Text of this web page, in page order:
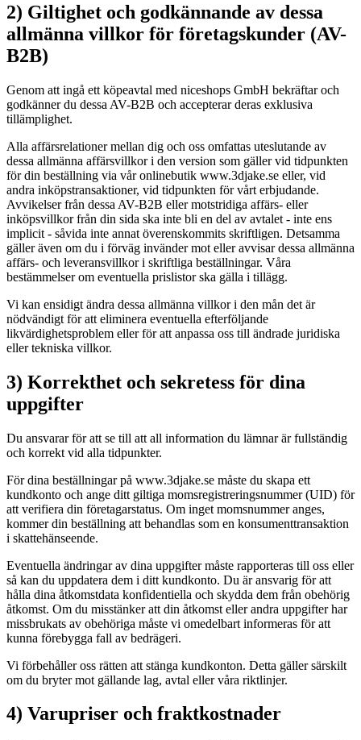
2) Giltighet och godkännande av dessa
allmänna villkor för företagskunder (AV-
B2B)
Genom att ingå ett köpeavtal med niceshops GmbH bekräftar och
godkänner du dessa AV-B2B och accepterar deras exklusiva
tillämplighet.
Alla affärsrelationer mellan dig och oss omfattas uteslutande av
dessa allmänna affärsvillkor i den version som gäller vid tidpunkten
för din beställning via vår onlinebutik www.3djake.se eller, vid
andra inköpstransaktioner, vid tidpunkten för vårt erbjudande.
Avvikelser från dessa AV-B2B eller motstridiga affärs- eller
inköpsvillkor från din sida ska inte bli en del av avtalet - inte ens
implicit - såvida inte annat överenskommits skriftligen. Detsamma
gäller även om du i förväg invänder mot eller avvisar dessa allmänna
affärs- och leveransvillkor i skriftliga beställningar. Våra
bestämmelser om eventuella prislistor ska gälla i tillägg.
Vi kan ensidigt ändra dessa allmänna villkor i den mån det är
nödvändigt för att eliminera eventuella efterföljande
likvärdighetsproblem eller för att anpassa oss till ändrade juridiska
eller tekniska villkor.
3) Korrekthet och sekretess för dina
uppgifter
Du ansvarar för att se till att all information du lämnar är fullständig
och korrekt vid alla tidpunkter.
För dina beställningar på www.3djake.se måste du skapa ett
kundkonto och ange ditt giltiga momsregistreringsnummer (UID) för
att verifiera din företagarstatus. Om inget momsnummer anges,
kommer din beställning att behandlas som en konsumenttransaktion
i skattehänseende.
Eventuella ändringar av dina uppgifter måste rapporteras till oss eller
så kan du uppdatera dem i ditt kundkonto. Du är ansvarig för att
hålla dina åtkomstdata konfidentiella och skydda dem från obehörig
åtkomst. Om du misstänker att din åtkomst eller andra uppgifter har
missbrukats av obehöriga måste vi omedelbart informeras för att
kunna förebygga fall av bedrägeri.
Vi förbehåller oss rätten att stänga kundkonton. Detta gäller särskilt
om du bryter mot gällande lag, avtal eller våra riktlinjer.
4) Varupriser och fraktkostnader